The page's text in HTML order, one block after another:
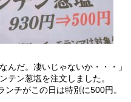
んだ。凄いじゃないか・・・」
テン葱塩を注文しました。
ンチがこの日は特別に500円。